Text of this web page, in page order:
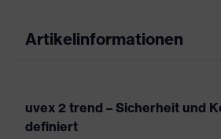
Artikelinformationen
uvex 2 trend – Sicherheit und
definiert